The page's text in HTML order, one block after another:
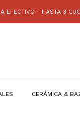
- HASTA 3 CUOTAS S/
CERÁMICA &